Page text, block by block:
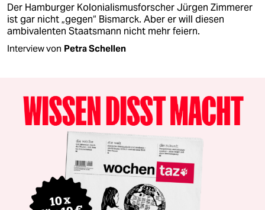
Der Hamburger Kolonialismus­forscher Jürgen Zimmerer
ist gar nicht „gegen“ Bismarck. Aber er will diesen
ambivalenten Staatsmann nicht mehr feiern.
Interview von Petra Schellen